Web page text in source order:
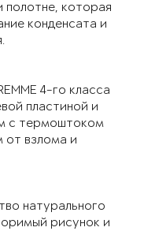
которая
конденсата и
4-го класса
пластиной и
с термоштоком
от взлома и
натурального
рисунок и